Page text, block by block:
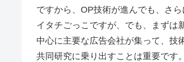
ですから、OP技術が進んでも、さ
イタチごっこですが、でも、まずは
中心に主要な広告会社が集って、技
共同研究に乗り出すことは重要です。